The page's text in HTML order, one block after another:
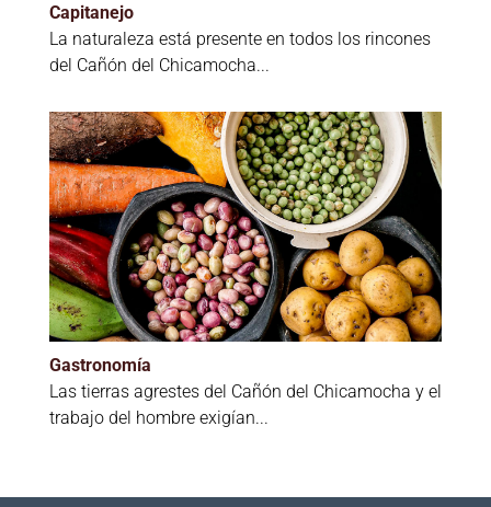
Capitanejo
La naturaleza está presente en todos los rincones
del Cañón del Chicamocha...
Gastronomía
Las tierras agrestes del Cañón del Chicamocha y el
trabajo del hombre exigían...